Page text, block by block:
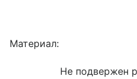
Материал:
Не подвержен